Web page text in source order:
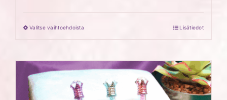
Valitse vaihtoehdoistaTällä
on
muunnelma.
Lisätiedot